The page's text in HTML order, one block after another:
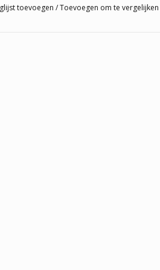
toevoegen /Toevoegen om te vergelijken